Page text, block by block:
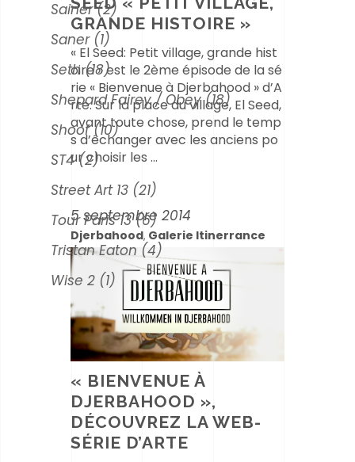
GRANDE HISTOIRE »
« El Seed: Petit village, grande hist
oire » est le 2ème épisode de la sé
rie « Bienvenue à Djerbahood » d’A
rte. Sur la place du village, El Seed,
avant toute chose, prend le temp
s d’échanger avec les anciens po
ur choisir les
5 septembre 2014
Djerbahood, Galerie Itinerrance
« BIENVENUE À
DJERBAHOOD »,
DÉCOUVREZ LA WEB-
SÉRIE D’ARTE
Sainer(2)
Saner(1)
Seth(18)
Shepard Fairey / Obey(18)
Shoof(10)
ST4(2)
Street Art 13 (21)
Tour Paris 13(6)
Tristan Eaton (4)
Wise 2 (1)